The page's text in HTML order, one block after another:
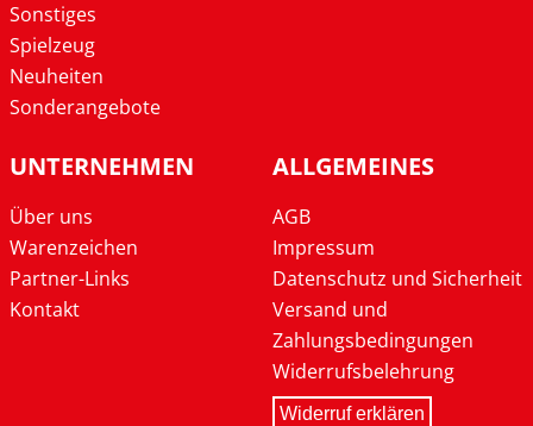
Sonstiges
Spielzeug
Neuheiten
Sonderangebote
UNTERNEHMEN
Über uns
Warenzeichen
Partner-Links
Kontakt
ALLGEMEINES
AGB
Impressum
Datenschutz und Sicherheit
Versand und
Zahlungsbedingungen
Widerrufsbelehrung
Widerruf erklären